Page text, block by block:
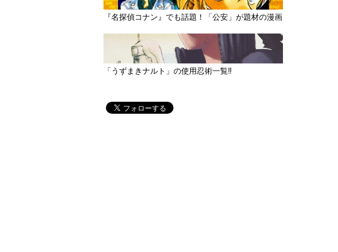
『名探偵コナン』でも話題！「公安」が題材の漫画
「うずまきナルト」の使用忍術一覧‼